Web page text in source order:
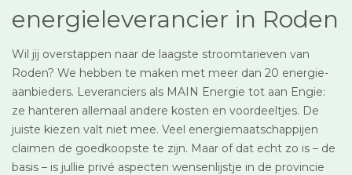
energieleverancier in Roden
Wil jij overstappen naar de laagste stroomtarieven van
Roden? We hebben te maken met meer dan 20 energie-
aanbieders. Leveranciers als MAIN Energie tot aan Engie:
ze hanteren allemaal andere kosten en voordeeltjes. De
juiste kiezen valt niet mee. Veel energiemaatschappijen
claimen de goedkoopste te zijn. Maar of dat echt zo is – de
basis – is jullie privé aspecten wensenlijstje in de provincie